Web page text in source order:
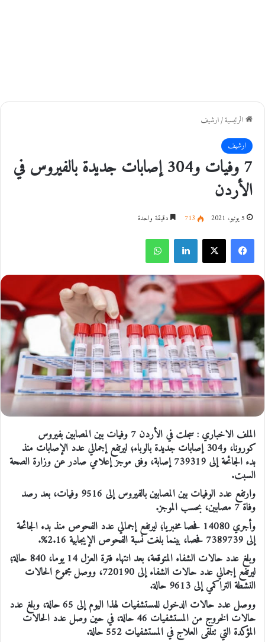
الرئيسية/ارشيف
ارشيف
7 وفيات و304 إصابات جديدة بالفيروس في
الأردن
5 يونيو، 2021 713 دقيقة واحدة
فيسبوك
الملف الاخباري : سجلت في الأردن 7 وفيات بين المصابين بفيروس
كورونا، و304 إصابات جديدة بالوباء؛ ليرتفع إجمالي عدد الإصابات منذ
بدء الجائحة إلى 739319 إصابة، وفق موجز إعلامي صادر عن وزارة الصحة
السبت.
وارتفع عدد الوفيات بين المصابين بالفيروس إلى 9516 وفيات، بعد رصد
وفاة 7 مصابين، بحسب الموجز.
وأجري 14080 فحصا مخبريا؛ ليرتفع إجمالي عدد الفحوص منذ بدء الجائحة
إلى 7389739 فحصا، بينما بلغت نسبة الفحوص الإيجابية 2.16%.
وبلغ عدد حالات الشفاء المتوقعة، بعد انتهاء فترة العزل 14 يوما، 840 حالة؛
ليرتفع إجمالي عدد حالات الشفاء إلى 720190، ووصل مجموع الحالات
النشطة التراكمي إلى 9613 حالة.
ووصل عدد حالات الدخول للمستشفيات لهذا اليوم إلى 65 حالة، وبلغ عدد
حالات الخروج من المستشفيات 46 حالة، في حين وصل عدد الحالات
المؤكدة التي تتلقى العلاج في المستشفيات 552 حالة.